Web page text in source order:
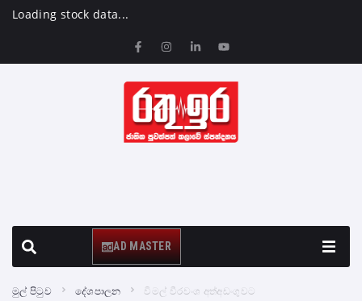
Loading stock data...
AD MASTER
මුල් පිටුව දේශපාලන විමල් වීරවංශ අත්අඩංගුවට